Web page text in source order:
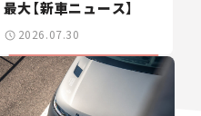
最大【新車ニュース】
2026.07.30